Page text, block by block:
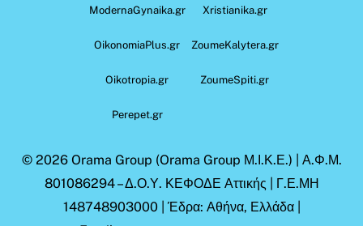
ModernaGynaika.gr Xristianika.gr
OikonomiaPlus.gr ZoumeKalytera.gr
Oikotropia.gr ZoumeSpiti.gr
Perepet.gr
© 2026 Orama Group (Orama Group Μ.Ι.Κ.Ε.) | Α.Φ.Μ.
801086294 – Δ.Ο.Υ. ΚΕΦΟΔΕ Αττικής | Γ.Ε.ΜΗ
148748903000 | Έδρα: Αθήνα, Ελλάδα |